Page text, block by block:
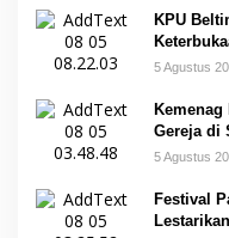
KPU
5 Agustus
Gereja di
5 Agustus
Festival